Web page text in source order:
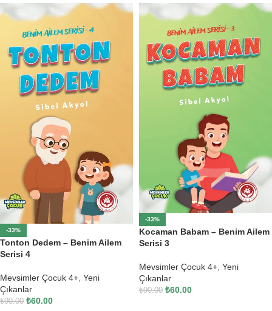
-33%
Tonton Dedem – Benim Ailem
Serisi 4
Mevsimler Çocuk 4+, Yeni
Çıkanlar
₺90.00 ₺60.00
-33%
Kocaman Babam – Benim Ailem
Serisi 3
Mevsimler Çocuk 4+ Yeni
Çıkanlar
₺90.00 ₺60.00